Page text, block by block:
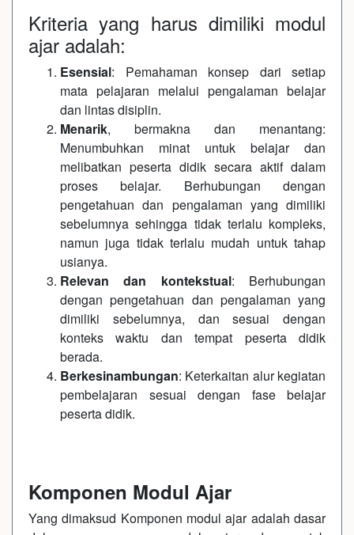
Kriteria yang harus dimiliki modul
ajar adalah:
Esensial: Pemahaman konsep dari setiap
mata pelajaran melalui pengalaman belajar
dan lintas disiplin.
Menarik, bermakna dan menantang:
Menumbuhkan minat untuk belajar dan
melibatkan peserta didik secara aktif dalam
proses belajar. Berhubungan dengan
pengetahuan dan pengalaman yang dimiliki
sebelumnya sehingga tidak terlalu kompleks,
namun juga tidak terlalu mudah untuk tahap
usianya.
Relevan dan kontekstual: Berhubungan
dengan pengetahuan dan pengalaman yang
dimiliki sebelumnya, dan sesuai dengan
konteks waktu dan tempat peserta didik
berada.
Berkesinambungan: Keterkaitan alur kegiatan
pembelajaran sesuai dengan fase belajar
peserta didik.
Komponen Modul Ajar
Yang dimaksud Komponen modul ajar adalah dasar